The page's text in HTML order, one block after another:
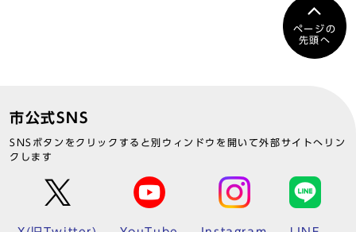
ページの
先頭へ
市公式SNS
SNSボタンをクリックすると別ウィンドウを開いて外部サイトへリン
クします